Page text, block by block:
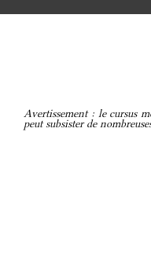
Avertissement : le cursus
peut subsister de